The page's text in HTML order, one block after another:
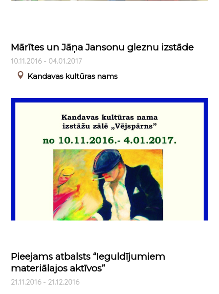
Mārītes un Jāņa Jansonu gleznu izstāde
10.11.2016 - 04.01.2017
Kandavas kultūras nams
Pieejams atbalsts “Ieguldījumiem
materiālajos aktīvos”
21.11.2016 - 21.12.2016